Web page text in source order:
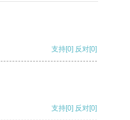
支持[0] 反对[0]
支持[0] 反对[0]